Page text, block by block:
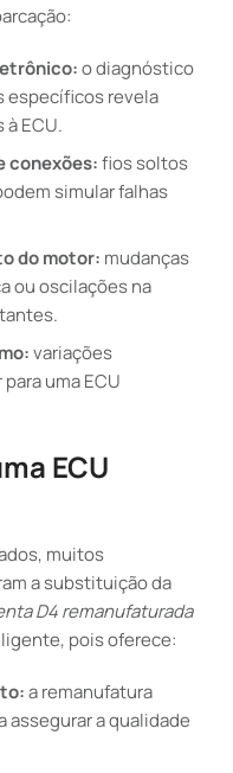
o diagnóstico
específicos revela
ECU.
conexões:fios soltos
simular falhas
do motor: mudanças
ou oscilações na
variações
uma ECU
ECU
muitos
a substituição da
D4 remanufaturada
pois oferece:
a remanufatura
a qualidade